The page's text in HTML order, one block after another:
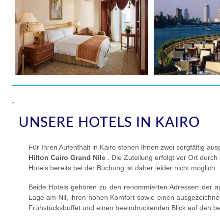
-
UNSERE HOTELS IN KAIRO
Für Ihren Aufenthalt in Kairo stehen Ihnen zwei sorgfältig
Hilton Cairo Grand Nile. Die Zuteilung erfolgt vor Ort durch
Hotels bereits bei der Buchung ist daher leider nicht möglich.
Beide Hotels gehören zu den renommierten Adressen der
Lage am Nil, ihren hohen Komfort sowie einen
Frühstücksbuffet und einen beeindruckenden Blick auf den